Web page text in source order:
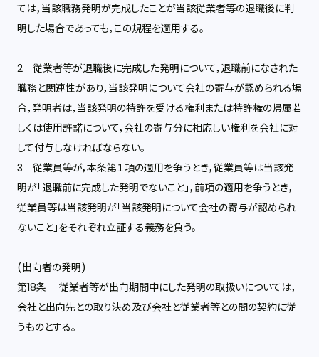
ては，当該職務発明が完成したことが当該従業者等の退職後に判
明した場合であっても，この規程を適用する。
2 従業者等が退職後に完成した発明について，退職前になされた
職務と関連性があり，当該発明について会社の寄与が認められる場
合，発明者は，当該発明の特許を受ける権利または特許権の帰属若
しくは使用許諾について，会社の寄与分に相応しい権利を会社に対
して付与しなければならない。
3 従業員等が，本条第１項の適用を争うとき，従業員等は当該発
明が「退職前に完成した発明でないこと」，前項の適用を争うとき，
従業員等は当該発明が「当該発明について会社の寄与が認められ
ないこと」をそれぞれ立証する義務を負う。
(出向者の発明)
第18条 従業者等が出向期間中にした発明の取扱いについては，
会社と出向先との取り決め及び会社と従業者等との間の契約に従
うものとする。